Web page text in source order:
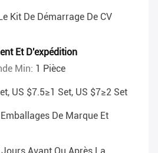
Le Kit De Démarrage De CV
Et D'expédition
Min: 1 Pièce
US $7.5≥1 Set, US $7≥2 Set
Emballages De Marque Et